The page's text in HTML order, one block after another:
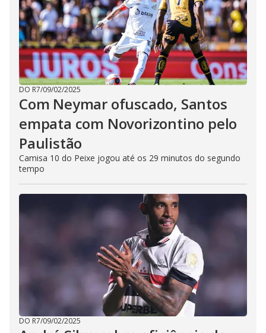
DO R7/09/02/2025
Com Neymar ofuscado, Santos
empata com Novorizontino pelo
Paulistão
Camisa 10 do Peixe jogou até os 29 minutos do segundo
tempo
DO R7/09/02/2025